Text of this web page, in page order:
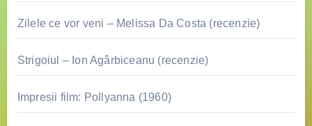
Zilele ce vor veni – Melissa Da Costa (recenzie)
Strigoiul – Ion Agârbiceanu (recenzie)
Impresii film: Pollyanna (1960)